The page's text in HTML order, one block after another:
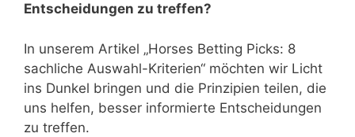
Entscheidungen zu treffen?
In unserem Artikel „Horses Betting Picks: 8
sachliche Auswahl-Kriterien“ möchten wir Licht
ins Dunkel bringen und die Prinzipien teilen, die
uns helfen, besser informierte Entscheidungen
zu treffen.